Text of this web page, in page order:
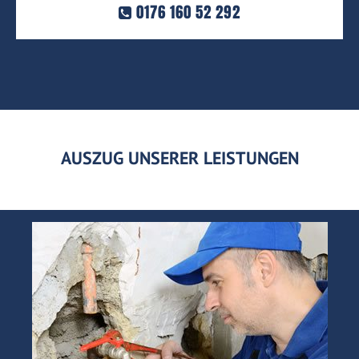
0176 160 52 292
AUSZUG UNSERER LEISTUNGEN